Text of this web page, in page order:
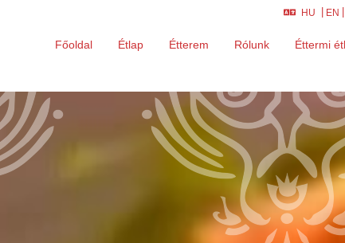
HU EN
Főoldal Étlap Étterem Rólunk Éttermi